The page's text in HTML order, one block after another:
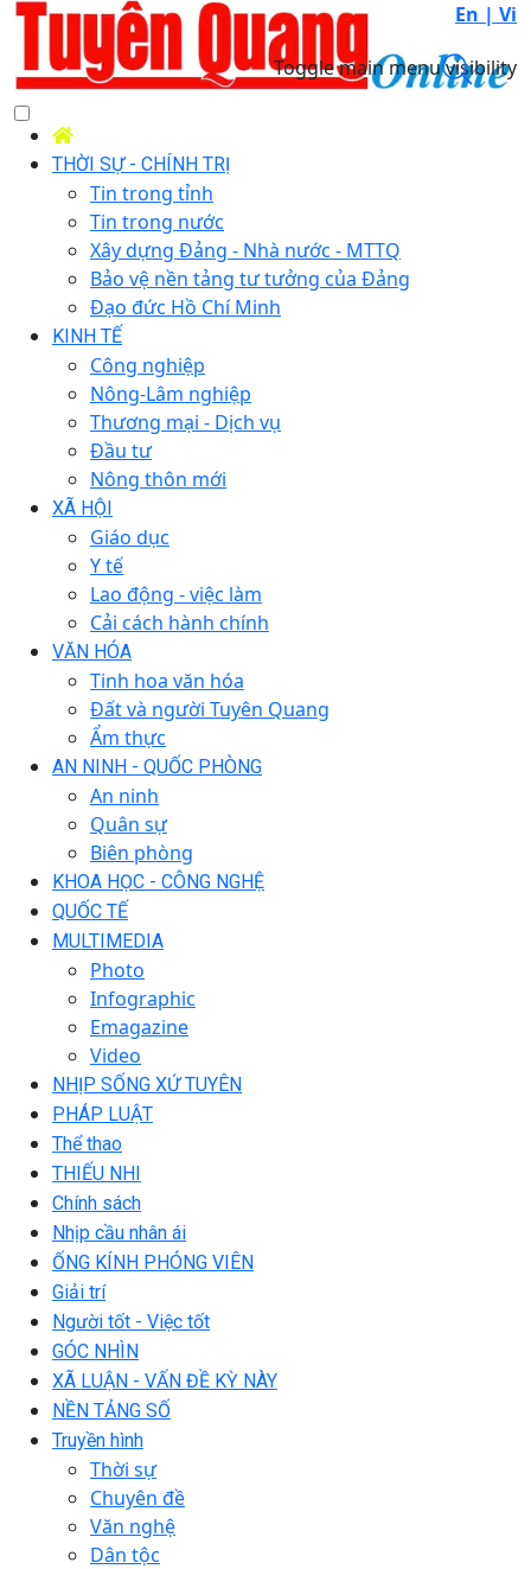
En | Vi
Toggle main menu visibility
THỜI SỰ - CHÍNH TRỊ
Tin trong tỉnh
Tin trong nước
Xây dựng Đảng - Nhà nước - MTTQ
Bảo vệ nền tảng tư tưởng của Đảng
Đạo đức Hồ Chí Minh
KINH TẾ
Công nghiệp
Nông-Lâm nghiệp
Thương mại - Dịch vụ
Đầu tư
Nông thôn mới
XÃ HỘI
Giáo dục
Y tế
Lao động - việc làm
Cải cách hành chính
VĂN HÓA
Tinh hoa văn hóa
Đất và người Tuyên Quang
Ẩm thực
AN NINH - QUỐC PHÒNG
An ninh
Quân sự
Biên phòng
KHOA HỌC - CÔNG NGHỆ
QUỐC TẾ
MULTIMEDIA
Photo
Infographic
Emagazine
Video
NHỊP SỐNG XỨ TUYÊN
PHÁP LUẬT
Thể thao
THIẾU NHI
Chính sách
Nhịp cầu nhân ái
ỐNG KÍNH PHÓNG VIÊN
Giải trí
Người tốt - Việc tốt
GÓC NHÌN
XÃ LUẬN - VẤN ĐỀ KỲ NÀY
NỀN TẢNG SỐ
Truyền hình
Thời sự
Chuyên đề
Văn nghệ
Dân tộc